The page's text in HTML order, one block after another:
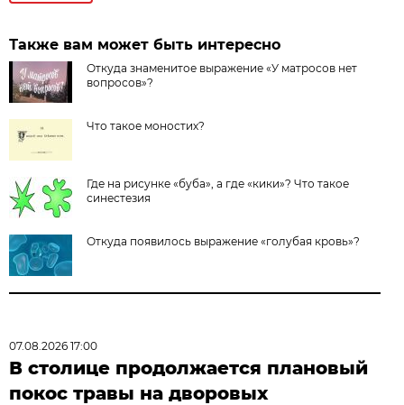
Также вам может быть интересно
Откуда знаменитое выражение «У матросов нет
вопросов»?
Что такое моностих?
Где на рисунке «буба», а где «кики»? Что такое
синестезия
Откуда появилось выражение «голубая кровь»?
07.08.2026 17:00
В столице продолжается плановый
покос травы на дворовых